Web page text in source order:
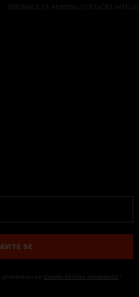
SMERNICE ZA PRIMENU VEŠTAČKE
SE
primenjuju se Google Politika privatnosti i